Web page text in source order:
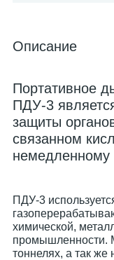
Описание
Портативное
ПДУ-3
защиты
связанном
немедленному
ПДУ-3
химической,
промышленности.
тоннелях, а так же